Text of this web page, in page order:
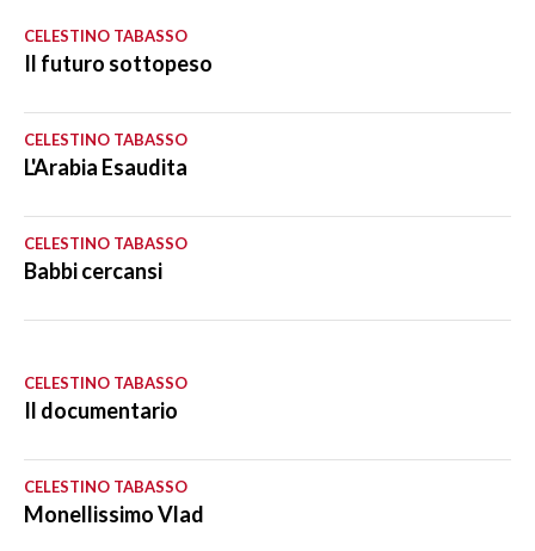
CELESTINO TABASSO
Il futuro sottopeso
CELESTINO TABASSO
L'Arabia Esaudita
CELESTINO TABASSO
Babbi cercansi
CELESTINO TABASSO
Il documentario
CELESTINO TABASSO
Monellissimo Vlad